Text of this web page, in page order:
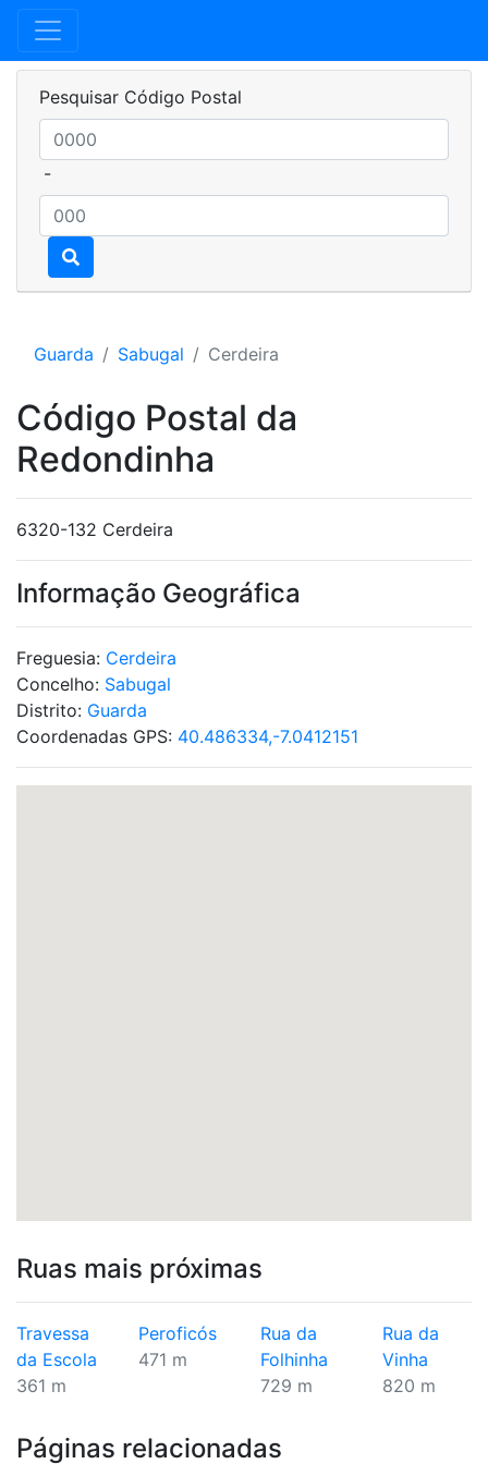
Pesquisar Código Postal
-
Guarda Sabugal Cerdeira
Código Postal da
Redondinha
6320-132 Cerdeira
Informação Geográfica
Freguesia: Cerdeira
Concelho: Sabugal
Distrito: Guarda
Coordenadas GPS: 40.486334,-7.0412151
Ruas mais próximas
Travessa
da Escola
361 m
Peroficós
471 m
Rua da
Folhinha
729 m
Rua da
Vinha
820 m
Páginas relacionadas